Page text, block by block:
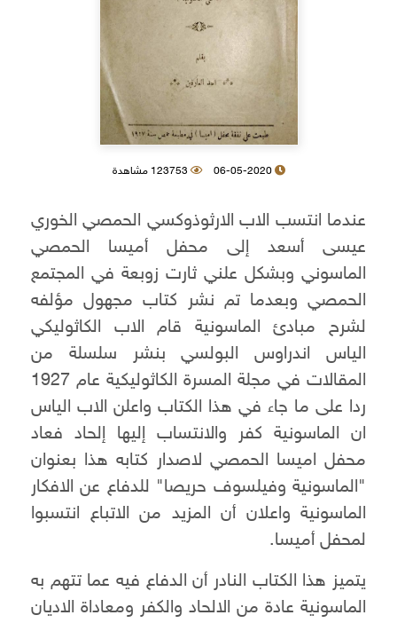
06-05-2020 123753 مشاهدة
عندما انتسب الاب الارثوذوكسي الحمصي الخوري
عيسى أسعد إلى محفل أميسا الحمصي
الماسوني وبشكل علني ثارت زوبعة في المجتمع
الحمصي وبعدما تم نشر كتاب مجهول مؤلفه
لشرح مبادئ الماسونية قام الاب الكاثوليكي
الياس اندراوس البولسي بنشر سلسلة من
المقالات في مجلة المسرة الكاثوليكية عام 1927
ردا على ما جاء في هذا الكتاب واعلن الاب الياس
ان الماسونية كفر والانتساب إليها إلحاد فعاد
محفل اميسا الحمصي لاصدار كتابه هذا بعنوان
"الماسونية وفيلسوف حريصا" للدفاع عن الافكار
الماسونية واعلان أن المزيد من الاتباع انتسبوا
لمحفل أميسا.
يتميز هذا الكتاب النادر أن الدفاع فيه عما تتهم به
الماسونية عادة من الالحاد والكفر ومعاداة الاديان